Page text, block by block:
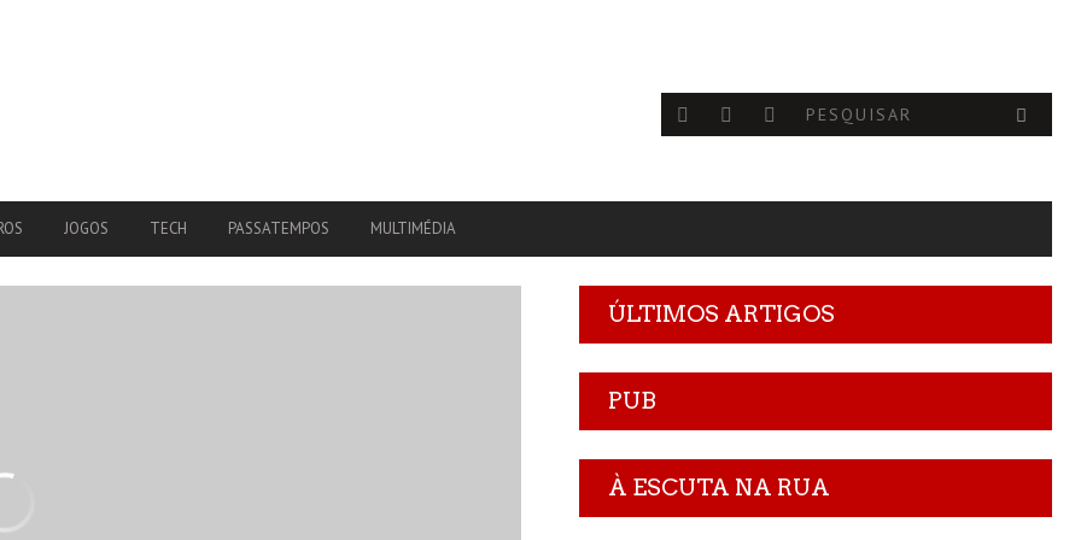
JOGOS TECH PASSATEMPOS MULTIMÉDIA
ÚLTIMOS ARTIGOS
PUB
À ESCUTA NA RUA